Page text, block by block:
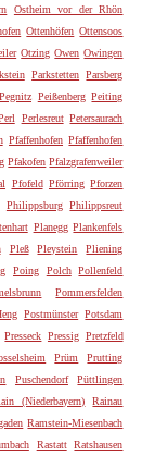
Ostheim vor der Rhön
Ottenhöfen Ottensoos
Otzing Owen Owingen
Parkstetten Parsberg
Pegnitz Peißenberg Peiting
Perlesreut Petersaurach
Pfaffenhofen Pfaffenhofen
Pfakofen Pfalzgrafenweiler
Pfofeld Pförring Pforzen
Philippsburg Philippsreut
Planegg Plankenfels
Pleß Pleystein
Pliening
Poing Polch
Pollenfeld
Pommersfelden
Postmünster Potsdam
Presseck Pressig Pretzfeld
Prüm
Prutting
Puschendorf
Püttlingen
(Niederbayern)
Rainau
Ramstein-Miesenbach
Rastatt
Ratshausen